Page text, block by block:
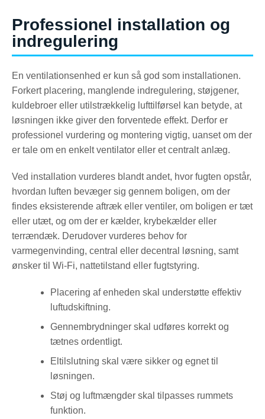
Professionel installation og
indregulering
En ventilationsenhed er kun så god som installationen.
Forkert placering, manglende indregulering, støjgener,
kuldebroer eller utilstrækkelig lufttilførsel kan betyde, at
løsningen ikke giver den forventede effekt. Derfor er
professionel vurdering og montering vigtig, uanset om der
er tale om en enkelt ventilator eller et centralt anlæg.
Ved installation vurderes blandt andet, hvor fugten opstår,
hvordan luften bevæger sig gennem boligen, om der
findes eksisterende aftræk eller ventiler, om boligen er tæt
eller utæt, og om der er kælder, krybekælder eller
terrændæk. Derudover vurderes behov for
varmegenvinding, central eller decentral løsning, samt
ønsker til Wi-Fi, nattetilstand eller fugtstyring.
Placering af enheden skal understøtte effektiv
luftudskiftning.
Gennembrydninger skal udføres korrekt og
tætnes ordentligt.
Eltilslutning skal være sikker og egnet til
løsningen.
Støj og luftmængder skal tilpasses rummets
funktion.